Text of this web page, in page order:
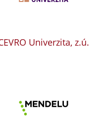
Univerzita, z.ú.